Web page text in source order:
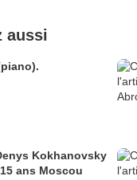
aussi
ans Moscou